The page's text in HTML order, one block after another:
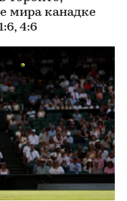
мира канадке
4:6